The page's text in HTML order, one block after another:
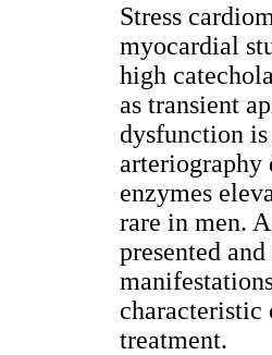
Stress
myocardial
high
as transient
dysfunction is
arteriography
enzymes
rare in men.
presented
characteristic
treatment.